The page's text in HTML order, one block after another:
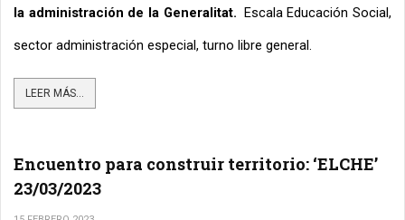
la administración de la Generalitat. Escala Educación Social,
sector administración especial, turno libre general.
LEER MÁS...
Encuentro para construir territorio: ‘ELCHE’
23/03/2023